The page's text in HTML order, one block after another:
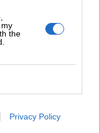
the
Privacy Policy
αξίζει να δώσει κάθε